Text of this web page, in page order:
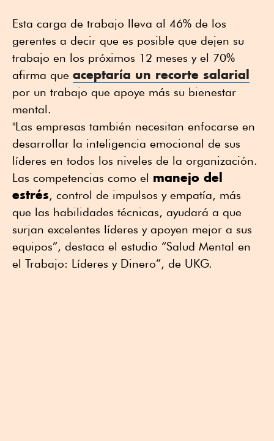
Esta carga de trabajo lleva al 46% de los
gerentes a decir que es posible que dejen su
trabajo en los próximos 12 meses y el 70%
afirma que aceptaría un recorte salarial
por un trabajo que apoye más su bienestar
mental.
"Las empresas también necesitan enfocarse en
desarrollar la inteligencia emocional de sus
líderes en todos los niveles de la organización.
Las competencias como el manejo del
estrés, control de impulsos y empatía, más
que las habilidades técnicas, ayudará a que
surjan excelentes líderes y apoyen mejor a sus
equipos”, destaca el estudio “Salud Mental en
el Trabajo: Líderes y Dinero”, de UKG.